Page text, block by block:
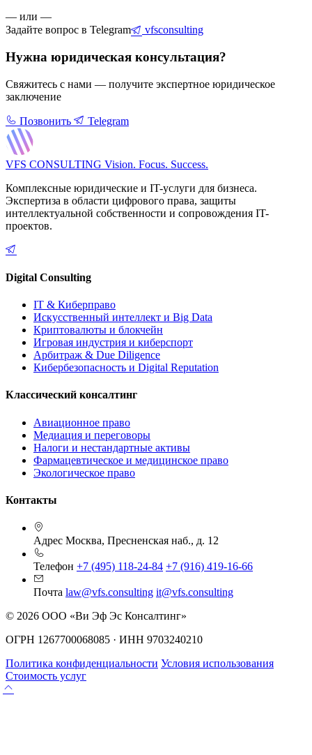
— или —
Задайте вопрос в Telegram
vfsconsulting
Нужна юридическая консультация?
Свяжитесь с нами — получите экспертное юридическое
заключение
Позвонить Telegram
VFS CONSULTING Vision. Focus. Success.
Комплексные юридические и IT-услуги для бизнеса.
Экспертиза в области цифрового права, защиты
интеллектуальной собственности и сопровождения IT-
проектов.
Digital Consulting
IT & Киберправо
Искусственный интеллект и Big Data
Криптовалюты и блокчейн
Игровая индустрия и киберспорт
Арбитраж & Due Diligence
Кибербезопасность и Digital Reputation
Классический консалтинг
Авиационное право
Медиация и переговоры
Налоги и нестандартные активы
Фармацевтическое и медицинское право
Экологическое право
Контакты
Адрес Москва, Пресненская наб., д. 12
Телефон +7 (495) 118-24-84 +7 (916) 419-16-66
Почта law@vfs.consulting it@vfs.consulting
© 2026 ООО «Ви Эф Эс Консалтинг»
ОГРН 1267700068085 · ИНН 9703240210
Политика конфиденциальности Условия использования
Стоимость услуг